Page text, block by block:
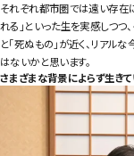
それぞれ都市圏では遠い存在
れる」といった生を実感しつつ
と「死ぬもの」が近く、リア
はないかと思います。
さまざまな背景によらず生き